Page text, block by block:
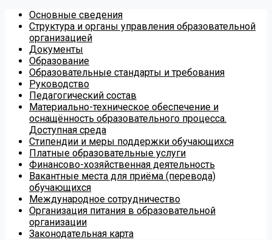
Основные сведения
Структура и органы управления образовательной
организацией
Документы
Образование
Образовательные стандарты и требования
Руководство
Педагогический состав
Материально-техническое обеспечение и
оснащённость образовательного процесса.
Доступная среда
Стипендии и меры поддержки обучающихся
Платные образовательные услуги
Финансово-хозяйственная деятельность
Вакантные места для приёма (перевода)
обучающихся
Международное сотрудничество
Организация питания в образовательной
организации
Законодательная карта